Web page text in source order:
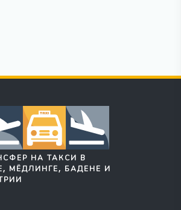
НА ТАКСИ В
МЁДЛИНГЕ, БАДЕНЕ И